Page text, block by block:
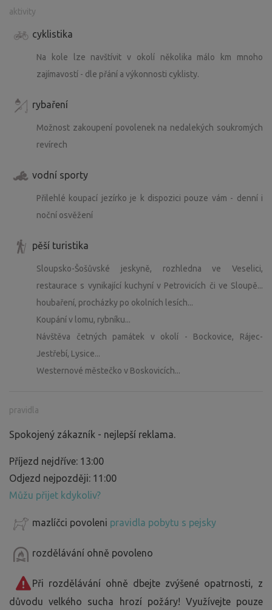
aktivity
cyklistika
Na kole lze navštívit v okolí několika málo km mnoho
zajímavostí - dle přání a výkonnosti cyklisty.
rybaření
Možnost zakoupení povolenek na nedalekých soukromých
revírech
vodní sporty
Přilehlé koupací jezírko je k dispozici pouze vám - denní i
noční osvěžení
pěší turistika
Sloupsko-Šošůvské jeskyně, rozhledna ve Veselici,
restaurace s vynikající kuchyní v Petrovicích či ve Sloupě...
houbaření, procházky po okolních lesích...
Koupání v lomu, rybníku...
Návštěva četných památek v okolí - Bockovice, Rájec-
Jestřebí, Lysice...
Westernové městečko v Boskovicích...
pravidla
Spokojený zákazník - nejlepší reklama.
Příjezd nejdříve: 13:00
Odjezd nejpozději: 11:00
Můžu přijet kdykoliv?
mazlíčci povoleni pravidla pobytu s pejsky
rozdělávání ohně povoleno
Při rozdělávání ohně dbejte zvýšené opatrnosti, z
důvodu velkého sucha hrozí požáry! Využívejte pouze